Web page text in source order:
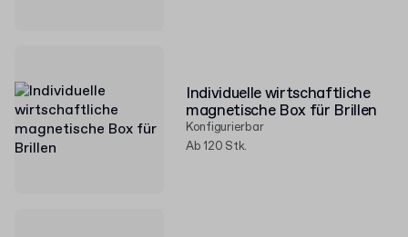
Individuelle wirtschaftliche
magnetische Box für Brillen
Konfigurierbar
Ab 120 Stk.